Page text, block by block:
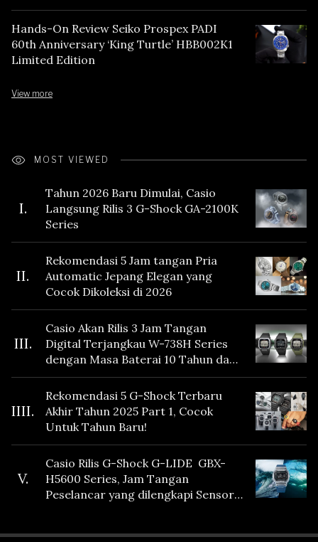
Hands-On Review Seiko Prospex PADI
60th Anniversary ‘King Turtle’ HBB002K1
Limited Edition
View more
MOST VIEWED
I.
Tahun 2026 Baru Dimulai, Casio
Langsung Rilis 3 G-Shock GA-2100K
Series
II.
Rekomendasi 5 Jam tangan Pria
Automatic Jepang Elegan yang
Cocok Dikoleksi di 2026
III.
Casio Akan Rilis 3 Jam Tangan
Digital Terjangkau W-738H Series
dengan Masa Baterai 10 Tahun dan
Fitur Vibration
IIII.
Rekomendasi 5 G-Shock Terbaru
Akhir Tahun 2025 Part 1, Cocok
Untuk Tahun Baru!
V.
Casio Rilis G-Shock G-LIDE GBX-
H5600 Series, Jam Tangan
Peselancar yang dilengkapi Sensor